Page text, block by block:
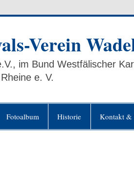
Verein
im Bund Westfälischer
e. V.
Fotoalbum Historie Kontakt &